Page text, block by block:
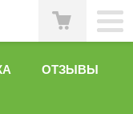
ОТЗЫВЫ